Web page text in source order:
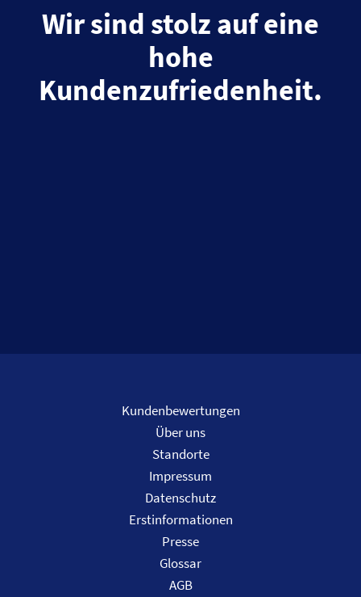
Wir sind stolz auf eine
hohe
Kundenzufriedenheit.
Kundenbewertungen
Über uns
Standorte
Impressum
Datenschutz
Erstinformationen
Presse
Glossar
AGB